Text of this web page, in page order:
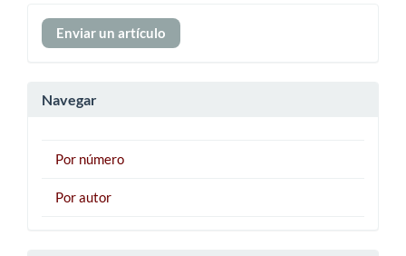
Enviar
un
Enviar un artículo
Navegar
Por número
Por autor